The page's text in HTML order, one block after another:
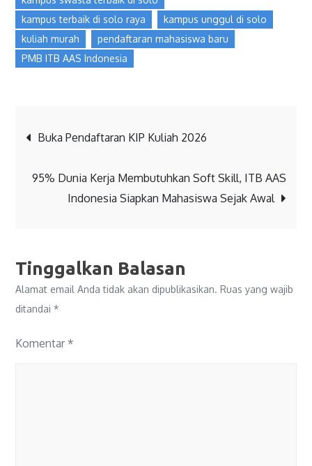
kampus terbaik di solo raya
kampus unggul di solo
kuliah murah
pendaftaran mahasiswa baru
PMB ITB AAS Indonesia
Buka Pendaftaran KIP Kuliah 2026
95% Dunia Kerja Membutuhkan Soft Skill, ITB AAS
Indonesia Siapkan Mahasiswa Sejak Awal
Tinggalkan Balasan
Alamat email Anda tidak akan dipublikasikan. Ruas yang wajib
ditandai*
Komentar *